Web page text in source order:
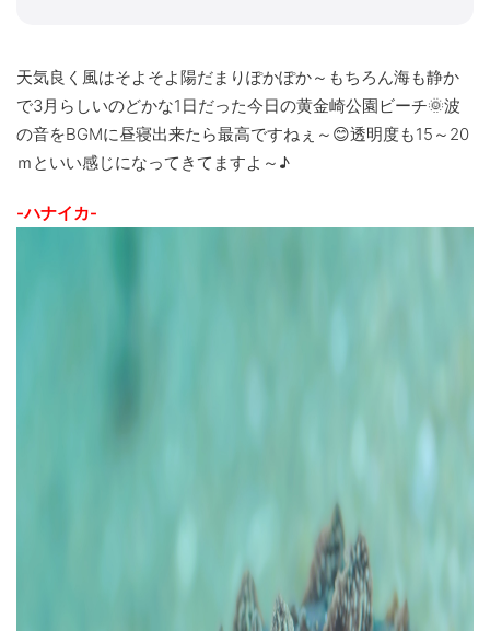
天気良く風はそよそよ陽だまりぽかぽか～もちろん海も静か
で3月らしいのどかな1日だった今日の黄金崎公園ビーチ🌞波
の音をBGMに昼寝出来たら最高ですねぇ～😊透明度も15～20
ｍといい感じになってきてますよ～♪
-ハナイカ-